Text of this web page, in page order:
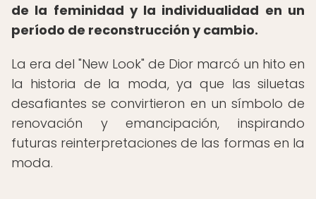
de la feminidad y la individualidad en un
período de reconstrucción y cambio.
La era del "New Look" de Dior marcó un hito en
la historia de la moda, ya que las siluetas
desafiantes se convirtieron en un símbolo de
renovación y emancipación, inspirando
futuras reinterpretaciones de las formas en la
moda.